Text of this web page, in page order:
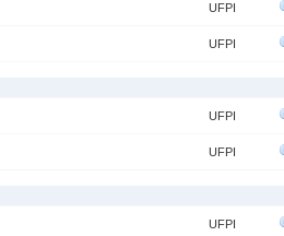
UFPI
UFPI
UFPI
UFPI
UFPI